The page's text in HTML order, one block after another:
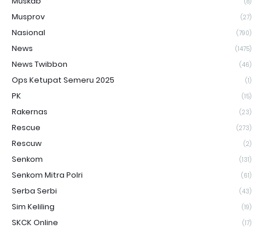
Musprov (27)
Nasional (790)
News (1475)
News Twibbon (46)
Ops Ketupat Semeru 2025 (1)
PK (15)
Rakernas (23)
Rescue (273)
Rescuw (2)
Senkom (131)
Senkom Mitra Polri (61)
Serba Serbi (43)
Sim Keliling (19)
SKCK Online (17)